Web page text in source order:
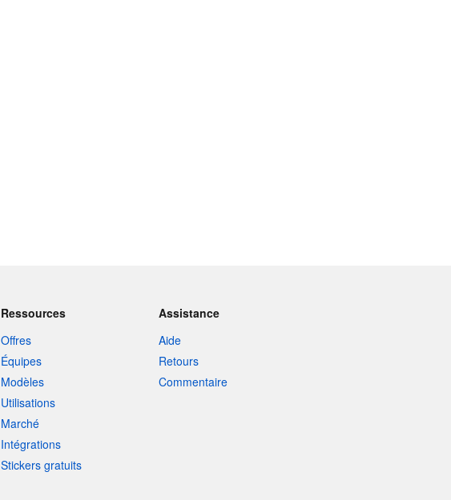
Ressources
Offres
Équipes
Modèles
Utilisations
Marché
Intégrations
Stickers gratuits
Assistance
Aide
Retours
Commentaire